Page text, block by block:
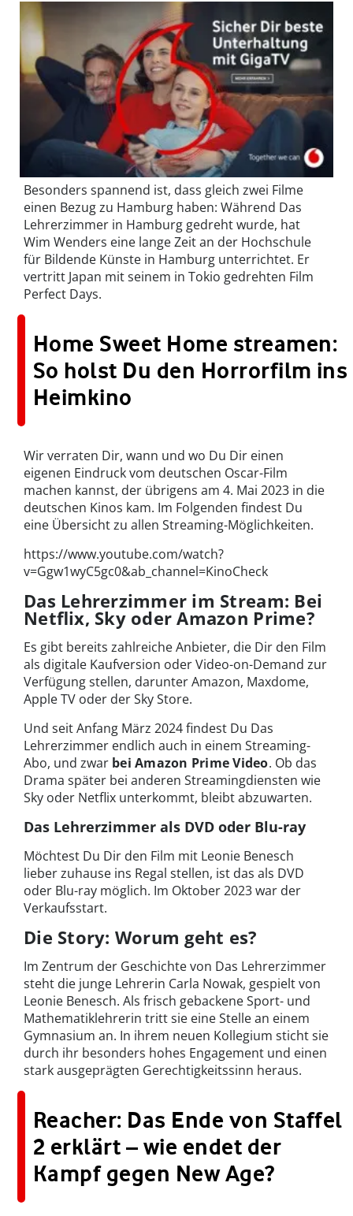
Besonders spannend ist, dass gleich zwei Filme
einen Bezug zu Hamburg haben: Während Das
Lehrerzimmer in Hamburg gedreht wurde, hat
Wim Wenders eine lange Zeit an der Hochschule
für Bildende Künste in Hamburg unterrichtet. Er
vertritt Japan mit seinem in Tokio gedrehten Film
Perfect Days.
Home Sweet Home streamen:
So holst Du den Horrorfilm ins
Heimkino
Wir verraten Dir, wann und wo Du Dir einen
eigenen Eindruck vom deutschen Oscar-Film
machen kannst, der übrigens am 4. Mai 2023 in die
deutschen Kinos kam. Im Folgenden findest Du
eine Übersicht zu allen Streaming-Möglichkeiten.
https://www.youtube.com/watch?
v=Ggw1wyC5gc0&ab_channel=KinoCheck
Das Lehrerzimmer im Stream: Bei
Netflix, Sky oder Amazon Prime?
Es gibt bereits zahlreiche Anbieter, die Dir den Film
als digitale Kaufversion oder Video-on-Demand zur
Verfügung stellen, darunter Amazon, Maxdome,
Apple TV oder der Sky Store.
Und seit Anfang März 2024 findest Du Das
Lehrerzimmer endlich auch in einem Streaming-
Abo, und zwar bei Amazon Prime Video. Ob das
Drama später bei anderen Streamingdiensten wie
Sky oder Netflix unterkommt, bleibt abzuwarten.
Das Lehrerzimmer als DVD oder Blu-ray
Möchtest Du Dir den Film mit Leonie Benesch
lieber zuhause ins Regal stellen, ist das als DVD
oder Blu-ray möglich. Im Oktober 2023 war der
Verkaufsstart.
Die Story: Worum geht es?
Im Zentrum der Geschichte von Das Lehrerzimmer
steht die junge Lehrerin Carla Nowak, gespielt von
Leonie Benesch. Als frisch gebackene Sport- und
Mathematiklehrerin tritt sie eine Stelle an einem
Gymnasium an. In ihrem neuen Kollegium sticht sie
durch ihr besonders hohes Engagement und einen
stark ausgeprägten Gerechtigkeitssinn heraus.
Reacher: Das Ende von Staffel
2 erklärt – wie endet der
Kampf gegen New Age?